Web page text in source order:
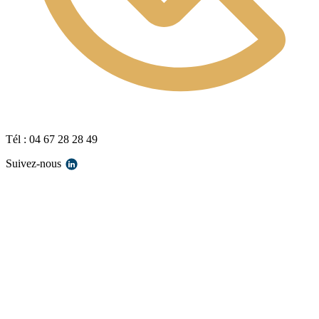
Tél : 04 67 28 28 49
Suivez-nous